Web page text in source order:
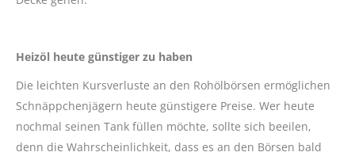
Heizöl heute günstiger zu haben
Die leichten Kursverluste an den Rohölbörsen ermöglichen
Schnäppchenjägern heute günstigere Preise. Wer heute
nochmal seinen Tank füllen möchte, sollte sich beeilen,
denn die Wahrscheinlichkeit, dass es an den Börsen bald